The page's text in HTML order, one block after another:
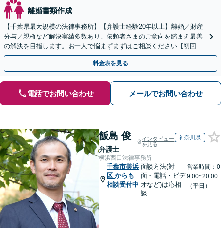
離婚書類作成
【千葉県最大規模の法律事務所】【弁護士経験20年以上】離婚／財産
分与／親権など解決実績多数あり。依頼者さまのご意向を踏まえ最善
の解決を目指します。お一人で悩まずまずはご相談ください【初回来
所相談無料】【電話・web面談可】【千葉中央駅5分】
料金表を見る
電話でお問い合わせ メールでお問い合わせ
飯島 俊
弁護士
インタビュー
を見る
神奈川県
横浜西口法律事務所
千葉市美浜
区 からも
相談受付中
面談方法(対
面・電話・ビデ
オなど)は応相
談
営業時間：0
9:00~20:00
（平日）